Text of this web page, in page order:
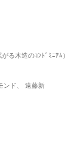
る木造のｺﾝﾄﾞﾐﾆｱﾑ）
ンド、 遠藤新